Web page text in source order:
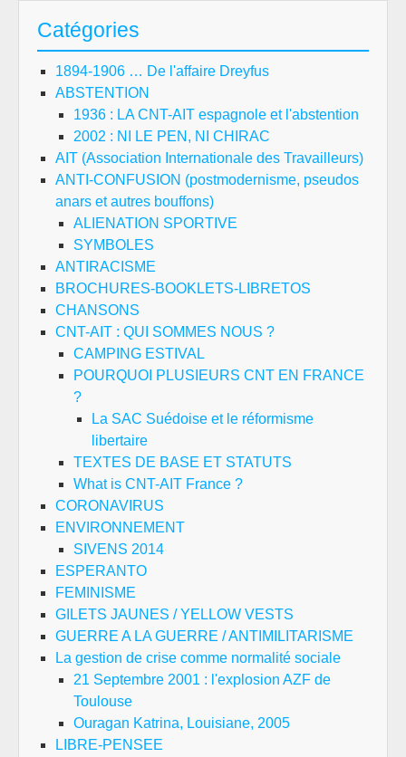
Catégories
1894-1906 … De l'affaire Dreyfus
ABSTENTION
1936 : LA CNT-AIT espagnole et l'abstention
2002 : NI LE PEN, NI CHIRAC
AIT (Association Internationale des Travailleurs)
ANTI-CONFUSION (postmodernisme, pseudos
anars et autres bouffons)
ALIENATION SPORTIVE
SYMBOLES
ANTIRACISME
BROCHURES-BOOKLETS-LIBRETOS
CHANSONS
CNT-AIT : QUI SOMMES NOUS ?
CAMPING ESTIVAL
POURQUOI PLUSIEURS CNT EN FRANCE
?
La SAC Suédoise et le réformisme
libertaire
TEXTES DE BASE ET STATUTS
What is CNT-AIT France ?
CORONAVIRUS
ENVIRONNEMENT
SIVENS 2014
ESPERANTO
FEMINISME
GILETS JAUNES / YELLOW VESTS
GUERRE A LA GUERRE / ANTIMILITARISME
La gestion de crise comme normalité sociale
21 Septembre 2001 : l'explosion AZF de
Toulouse
Ouragan Katrina, Louisiane, 2005
LIBRE-PENSEE